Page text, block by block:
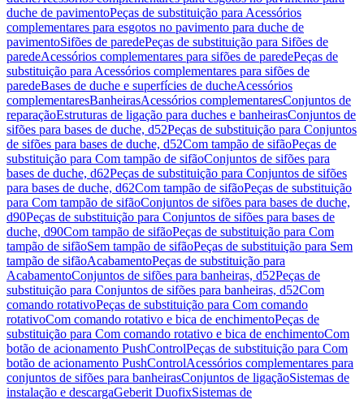
duche de pavimentoPeças de substituição para Acessórios
complementares para esgotos no pavimento para duche de
pavimentoSifões de paredePeças de substituição para Sifões de
paredeAcessórios complementares para sifões de paredePeças de
substituição para Acessórios complementares para sifões de
paredeBases de duche e superfícies de ducheAcessórios
complementaresBanheirasAcessórios complementaresConjuntos de
reparaçãoEstruturas de ligação para duches e banheirasConjuntos de
sifões para bases de duche, d52Peças de substituição para Conjuntos
de sifões para bases de duche, d52Com tampão de sifãoPeças de
substituição para Com tampão de sifãoConjuntos de sifões para
bases de duche, d62Peças de substituição para Conjuntos de sifões
para bases de duche, d62Com tampão de sifãoPeças de substituição
para Com tampão de sifãoConjuntos de sifões para bases de duche,
d90Peças de substituição para Conjuntos de sifões para bases de
duche, d90Com tampão de sifãoPeças de substituição para Com
tampão de sifãoSem tampão de sifãoPeças de substituição para Sem
tampão de sifãoAcabamentoPeças de substituição para
AcabamentoConjuntos de sifões para banheiras, d52Peças de
substituição para Conjuntos de sifões para banheiras, d52Com
comando rotativoPeças de substituição para Com comando
rotativoCom comando rotativo e bica de enchimentoPeças de
substituição para Com comando rotativo e bica de enchimentoCom
botão de acionamento PushControlPeças de substituição para Com
botão de acionamento PushControlAcessórios complementares para
conjuntos de sifões para banheirasConjuntos de ligaçãoSistemas de
instalação e descargaGeberit DuofixSistemas de